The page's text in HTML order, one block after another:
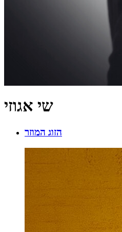
שי אגוזי
הזוג המוזר